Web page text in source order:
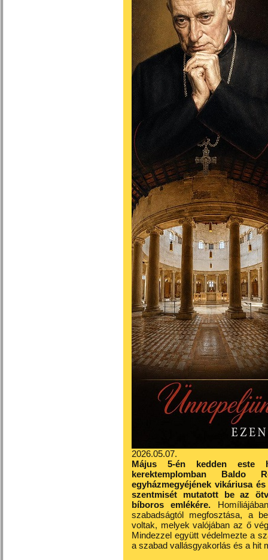
2026.05.07.
Május 5-én kedden
kerektemplomban
egyházmegyéjének vikáriusa
szentmisét mutatott be az
bíboros emlékére.
szabadságtól megfosztása, a
voltak, melyek valójában az ő
Mindezzel együtt védelmezte a
a szabad vallásgyakorlás és a hit